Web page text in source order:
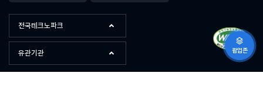
전국테크노파크
유관기관 팝업존